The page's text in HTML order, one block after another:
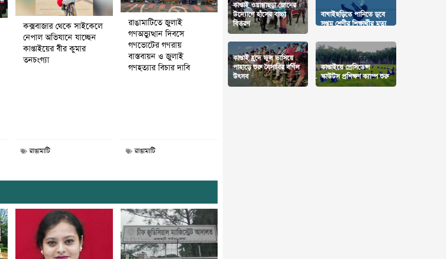
কক্সবাজার থেকে সাইকেলে
নেপাল অভিযানে যাচ্ছেন
কাপ্তাইয়ের বীর কুমার
তনচংগ্যা
রাঙামাটি
রাঙামাটিতে জুলাই
গণঅভ্যুত্থান দিবসে
গণভোটের গণরায়
বাস্তবায়ন ও জুলাই
গণহত্যার বিচার দাবি
রাঙামাটি
কাপ্তাই ওয়াগ্গাছড়া জোনের
উদ্যোগে হাঁসের বাচ্চা
বিতরণ
বাঘাইছড়িতে পানিতে ডুবে
সপ্তম শ্রেণীর শিক্ষার্থীর মৃত্যু
কাপ্তাই হ্রদে ফুল ভাসিয়ে
পাহাড়ে শুরু বৈসাবির বর্ণিল
উৎসব
কাপ্তাইয়ে প্রেসিডেন্স
স্কাউটস প্রশিক্ষণ ক্যাম্প শুরু